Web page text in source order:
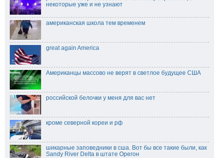
некоторые уже и не узнают
американская школа тем временем
great again America
Американцы массово не верят в светлое будущее США
российской белочки у меня для вас нет
кроме северной кореи и рф
шикарные заповедники в сша. Вот бы все такие были, как
Sandy River Delta в штате Орегон